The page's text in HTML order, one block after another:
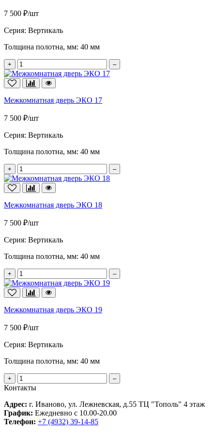
7 500 ₽/шт
Серия: Вертикаль
Толщина полотна, мм: 40 мм
+ –
Межкомнатная дверь ЭКО 17
7 500 ₽/шт
Серия: Вертикаль
Толщина полотна, мм: 40 мм
+ –
Межкомнатная дверь ЭКО 18
7 500 ₽/шт
Серия: Вертикаль
Толщина полотна, мм: 40 мм
+ –
Межкомнатная дверь ЭКО 19
7 500 ₽/шт
Серия: Вертикаль
Толщина полотна, мм: 40 мм
+ –
Контакты
Адрес: г. Иваново, ул. Лежневская, д.55 ТЦ "Тополь" 4 этаж
График: Ежедневно с 10.00-20.00
Телефон: +7 (4932) 39-14-85